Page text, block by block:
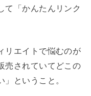
て「かんたんリンク
リエイトで悩むのが
売されていてどこの
ということ。